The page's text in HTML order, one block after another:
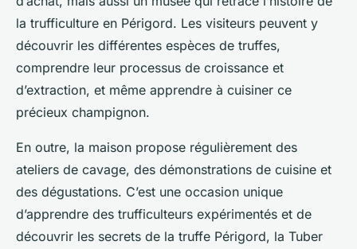
la trufficulture en Périgord. Les visiteurs peuvent y
découvrir les différentes espèces de truffes,
comprendre leur processus de croissance et
d’extraction, et même apprendre à cuisiner ce
précieux champignon.
En outre, la maison propose régulièrement des
ateliers de cavage, des démonstrations de cuisine et
des dégustations. C’est une occasion unique
d’apprendre des trufficulteurs expérimentés et de
découvrir les secrets de la truffe Périgord, la Tuber